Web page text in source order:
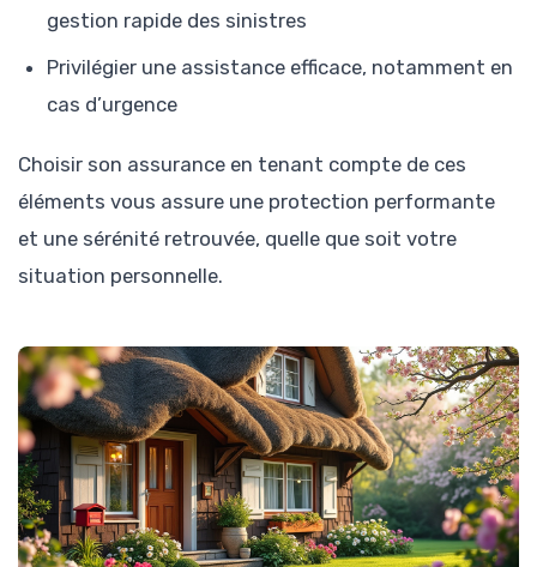
gestion rapide des sinistres
Privilégier une assistance efficace, notamment en
cas d’urgence
Choisir son assurance en tenant compte de ces
éléments vous assure une protection performante
et une sérénité retrouvée, quelle que soit votre
situation personnelle.